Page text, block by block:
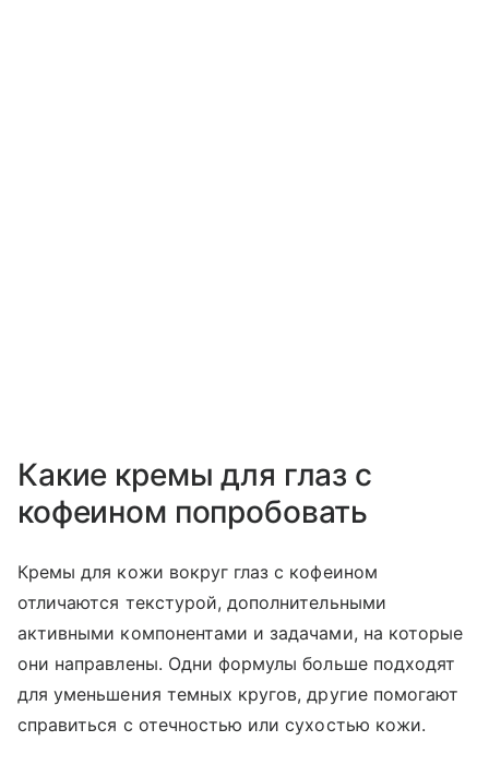
Какие кремы для глаз с
кофеином попробовать
Кремы для кожи вокруг глаз с кофеином
отличаются текстурой, дополнительными
активными компонентами и задачами, на которые
они направлены. Одни формулы больше подходят
для уменьшения темных кругов, другие помогают
справиться с отечностью или сухостью кожи.